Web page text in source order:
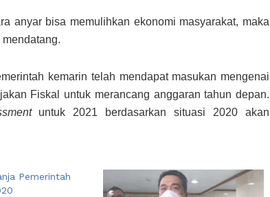
anyar bisa memulihkan ekonomi masyarakat, maka
kemarin telah mendapat masukan mengenai
Fiskal untuk merancang anggaran tahun depan.
untuk 2021 berdasarkan situasi 2020 akan
Pemerintah